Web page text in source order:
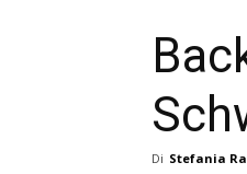
Di Stefania